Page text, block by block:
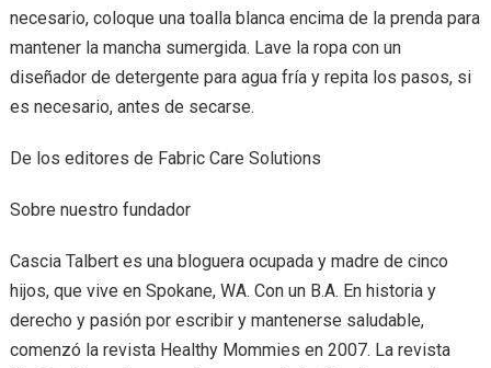
necesario, coloque una toalla blanca encima de la prenda para
mantener la mancha sumergida. Lave la ropa con un
diseñador de detergente para agua fría y repita los pasos, si
es necesario, antes de secarse.
De los editores de Fabric Care Solutions
Sobre nuestro fundador
Cascia Talbert es una bloguera ocupada y madre de cinco
hijos, que vive en Spokane, WA. Con un B.A. En historia y
derecho y pasión por escribir y mantenerse saludable,
comenzó la revista Healthy Mommies en 2007. La revista